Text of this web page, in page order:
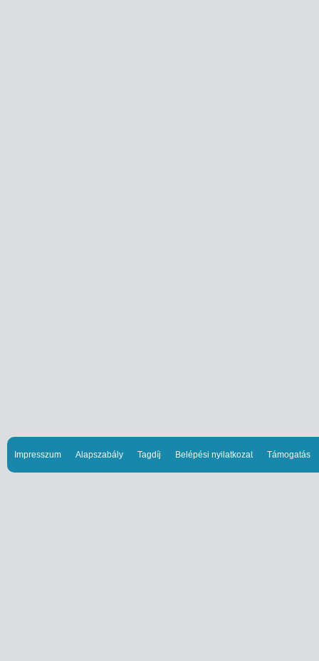
Impresszum Alapszabály Tagdíj Belépési nyilatkozat Támogatás